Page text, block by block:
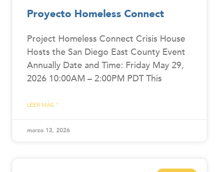
Proyecto Homeless Connect
Project Homeless Connect Crisis House
Hosts the San Diego East County Event
Annually Date and Time: Friday May 29,
2026 10:00AM – 2:00PM PDT This
LEER MÁS "
marzo 13, 2026